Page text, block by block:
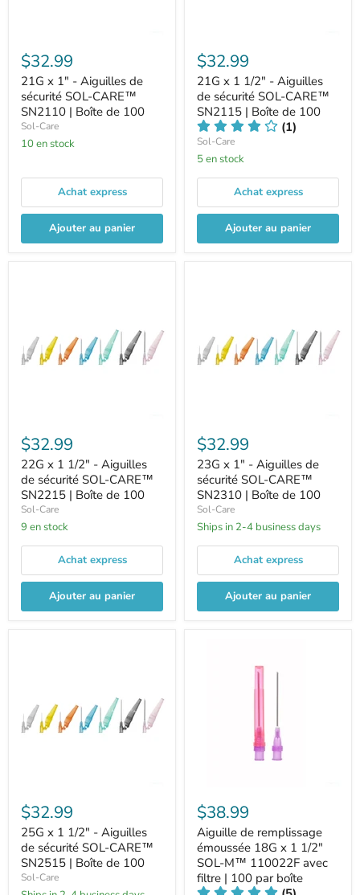
$32.99
21G x 1" - Aiguilles de
sécurité SOL-CARE™
SN2110 | Boîte de 100
Sol-Care
10 en stock
Achat express
Ajouter au panier
$32.99
21G x 1 1/2" - Aiguilles
de sécurité SOL-CARE™
SN2115 | Boîte de 100
(1)
Sol-Care
5 en stock
Achat express
Ajouter au panier
$32.99
22G x 1 1/2" - Aiguilles
de sécurité SOL-CARE™
SN2215 | Boîte de 100
Sol-Care
9 en stock
Achat express
Ajouter au panier
$32.99
23G x 1" - Aiguilles de
sécurité SOL-CARE™
SN2310 | Boîte de 100
Sol-Care
Ships in 2-4 business days
Achat express
Ajouter au panier
$32.99
25G x 1 1/2" - Aiguilles
de sécurité SOL-CARE™
SN2515 | Boîte de 100
Sol-Care
$38.99
Aiguille de remplissage
émoussée 18G x 1 1/2"
SOL-M™ 110022F avec
filtre | 100 par boîte